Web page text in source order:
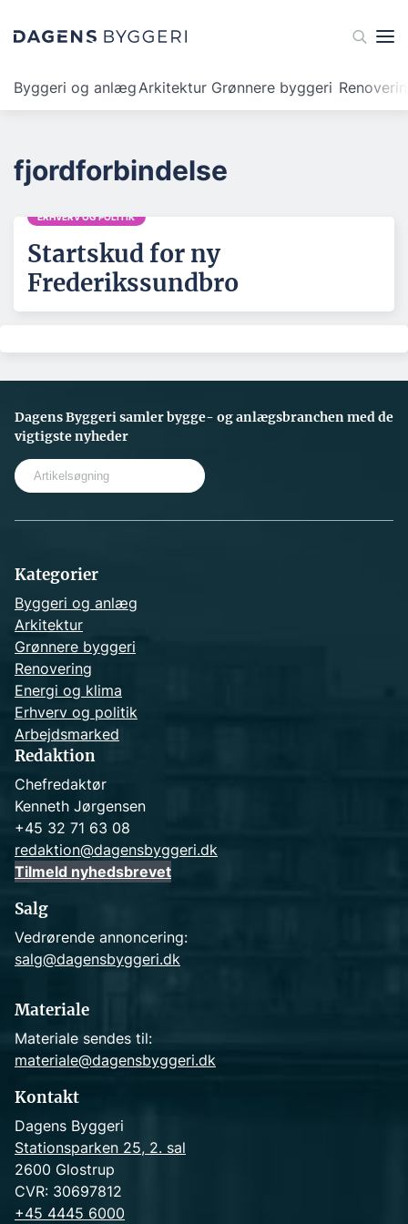
Byggeri og anlægArkitektur Grønnere byggeri
fjordforbindelse
ERHVERV OG POLITIK
Startskud for ny
Frederikssundbro
Dagens Byggeri samler bygge- og anlægsbranchen med de
vigtigste nyheder
Kategorier
Byggeri og anlæg
Arkitektur
Grønnere byggeri
Renovering
Energi og klima
Erhverv og politik
Arbejdsmarked
Redaktion
Chefredaktør
Kenneth Jørgensen
+45 32 71 63 08
redaktion@dagensbyggeri.dk
Tilmeld nyhedsbrevet
Salg
Vedrørende annoncering:
salg@dagensbyggeri.dk
Materiale
Materiale sendes til:
materiale@dagensbyggeri.dk
Kontakt
Dagens Byggeri
Stationsparken 25, 2. sal
2600 Glostrup
CVR: 30697812
+45 4445 6000